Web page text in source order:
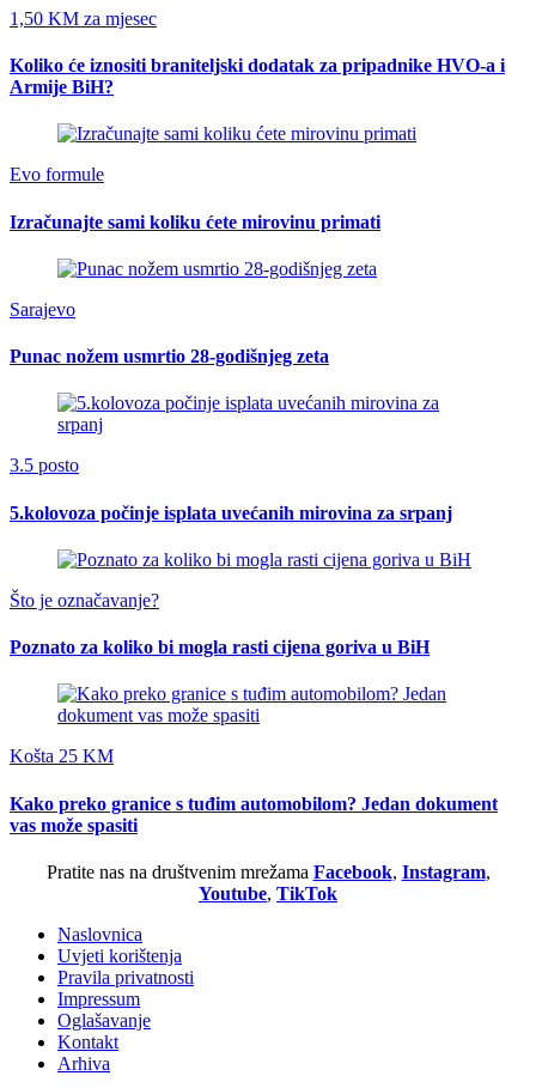
1,50 KM za mjesec
Koliko će iznositi braniteljski dodatak za pripadnike HVO-a i
Armije BiH?
Evo formule
Izračunajte sami koliku ćete mirovinu primati
Sarajevo
Punac nožem usmrtio 28-godišnjeg zeta
3.5 posto
5.kolovoza počinje isplata uvećanih mirovina za srpanj
Što je označavanje?
Poznato za koliko bi mogla rasti cijena goriva u BiH
Košta 25 KM
Kako preko granice s tuđim automobilom? Jedan dokument
vas može spasiti
Pratite nas na društvenim mrežama Facebook, Instagram,
Youtube, TikTok
Naslovnica
Uvjeti korištenja
Pravila privatnosti
Impressum
Oglašavanje
Kontakt
Arhiva